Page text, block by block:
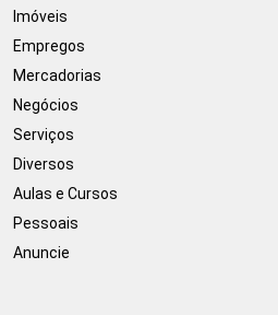
Imóveis
Empregos
Mercadorias
Negócios
Serviços
Diversos
Aulas e Cursos
Pessoais
Anuncie